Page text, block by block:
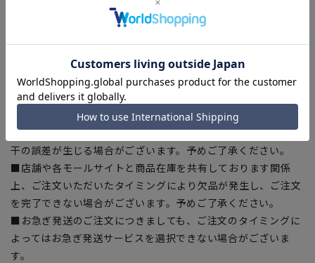
■商品画像はサンプルのため、色味やサイズ等の仕様に変更が
ある場合がございますので、予めご了承ください。
■ゆとり感には個人差があります。サイズ表を確認の上、ご購
入の目安としてご利用ください。
■ブラウザやお使いのモニター環境、室内外等の撮影時の環境
下での光加減により、実際の商品と掲載画像の色味が異なる場
合がございます。
■生地や仕様・デザインにより、着用感や実際のサイズ表に若
干の誤差が生じる場合がございます。予めご了承ください。
■店舗や各モールサイトと商品在庫を共有しております関係
上、ご注文いただいたタイミングにより欠品が発生し、ご注文
を完了できない場合がございます。予めご了承ください。
■お急ぎ発送のご注文につきましても、ご注文のタイミングに
よってはお急ぎ発送サービスを選択できない場合がございま
す。